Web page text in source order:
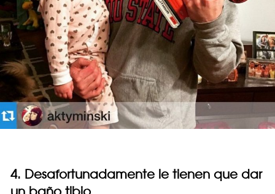
4. Desafortunadamente le tienen que dar